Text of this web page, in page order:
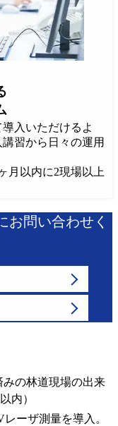
入いただけるよ
習から日々の運用
月以内に2現場以上
お問い合わせく
の林道現場の出来
内）
ーザ測量を導入。